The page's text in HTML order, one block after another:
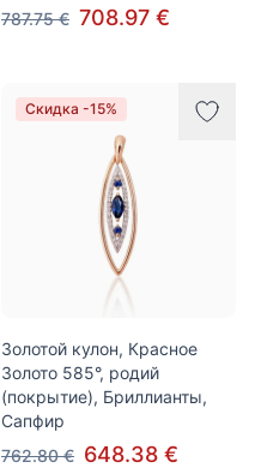
787.75 € 708.97 €
Скидка -15%
Золотой кулон, Красное
Золото 585°, родий
(покрытие), Бриллианты,
Сапфир
762.80 € 648.38 €